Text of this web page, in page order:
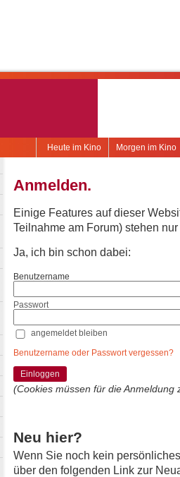
Morgen im Kino
Heute im Kino
Anmelden.
Einige Features auf dieser
Teilnahme am Forum) stehen
Ja, ich bin schon dabei:
Benutzername
Passwort
angemeldet bleiben
Benutzername oder Passwort vergessen?
Einloggen
(Cookies müssen für die Anmeldung
Neu hier?
Wenn Sie noch kein
über den folgenden Link zur